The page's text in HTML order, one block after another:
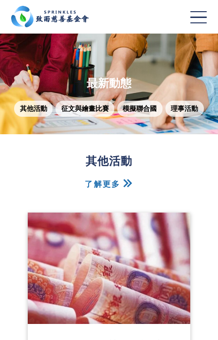
最新動態
其他活動 征文與繪畫比賽 模擬聯合國 理事活動
其他活動
了解更多